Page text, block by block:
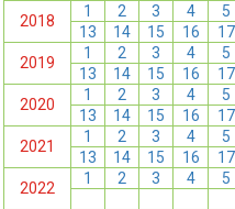
2018
1 2 3 4 5
13
14 15 16 17
2019
1 2 3 4 5
13
14 15 16 17
2020
1 2 3 4 5
13
14 15 16 17
2021
1 2 3 4 5
13
14 15 16 17
2022
1 2 3 4 5